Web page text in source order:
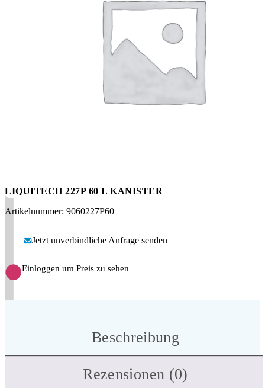
LIQUITECH 227P 60 L KANISTER
Artikelnummer: 9060227P60
Jetzt unverbindliche Anfrage senden
Einloggen um Preis zu sehen
Beschreibung
Rezensionen (0)